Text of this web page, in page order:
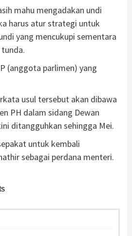
mahu mengadakan undi
harus atur strategi untuk
yang mencukupi sementara
(anggota parlimen) yang
usul tersebut akan dibawa
PH dalam sidang Dewan
ditangguhkan sehingga Mei.
untuk kembali
sebagai perdana menteri.